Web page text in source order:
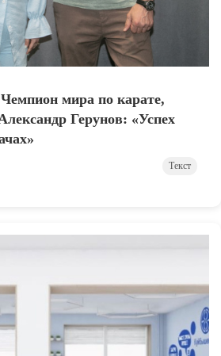
мира по карате,
Герунов: «Успех
Текст